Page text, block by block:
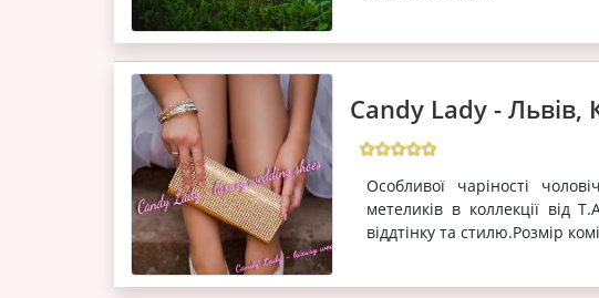
Candy Lady - Львів,
Особливої чаріності
метеликів в коллекції від
віддтінку та стилю.Розмір